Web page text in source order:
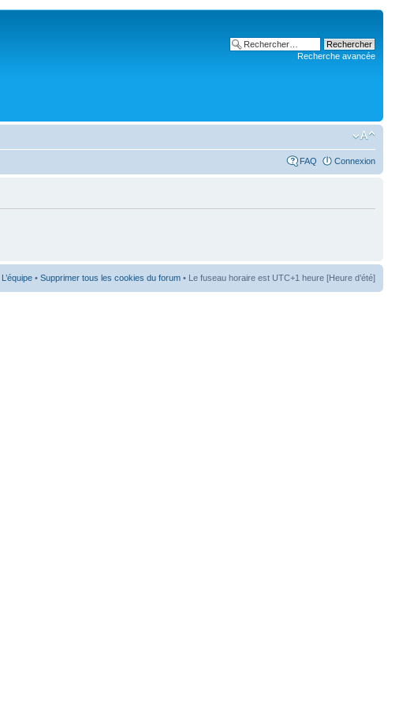
Recherche avancée
FAQ Connexion
L’équipe • Supprimer tous les cookies du forum • Le fuseau horaire est UTC+1 heure [Heure d’été]